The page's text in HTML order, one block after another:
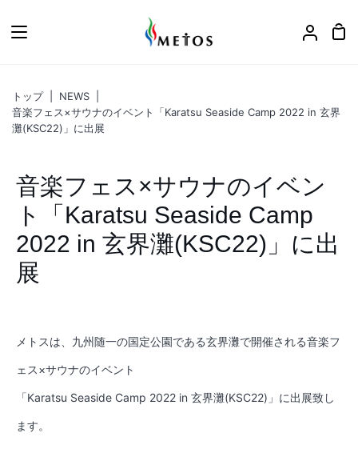
キ
ア
ト
カ
トップ| NEWS
音楽フェス×サウナのイベント「Karatsu Seaside Camp 2022 in 玄界
灘(KSC22)」に出展
音楽フェス×サウナのイベン
ト「Karatsu Seaside Camp
2022 in 玄界灘(KSC22)」に出
展
メトスは、九州随一の国定公園である玄界灘で開催される音楽フ
ェス×サウナのイベント
「Karatsu Seaside Camp 2022 in 玄界灘(KSC22)」に出展致し
ます。